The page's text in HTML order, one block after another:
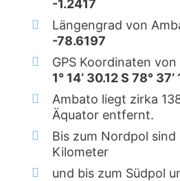
-1.2417
Längengrad von
-78.6197
GPS Koordinaten
1° 14‘ 30.12 S 78°
Ambato liegt zirka
Äquator entfernt.
Bis zum Nordpol sind
Kilometer
und bis zum Südpol